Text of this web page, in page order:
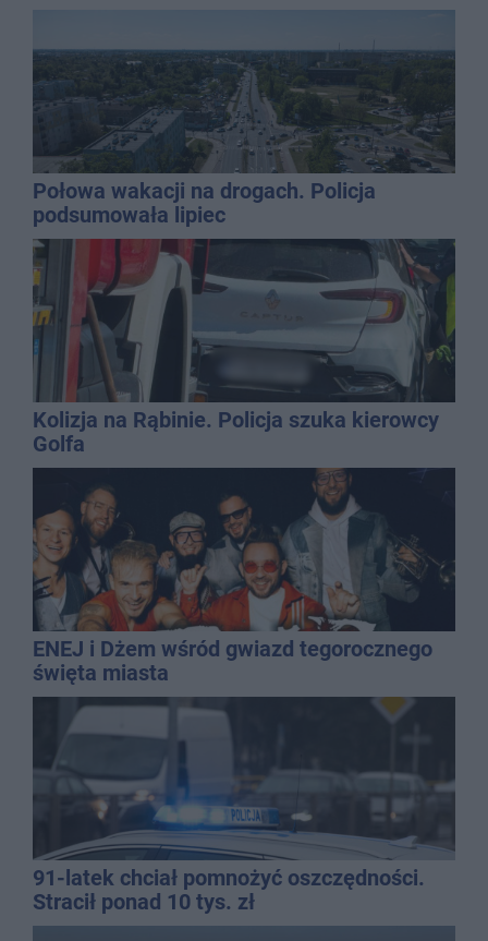
Połowa wakacji na drogach. Policja
podsumowała lipiec
Kolizja na Rąbinie. Policja szuka kierowcy
Golfa
ENEJ i Dżem wśród gwiazd tegorocznego
święta miasta
91-latek chciał pomnożyć oszczędności.
Stracił ponad 10 tys. zł